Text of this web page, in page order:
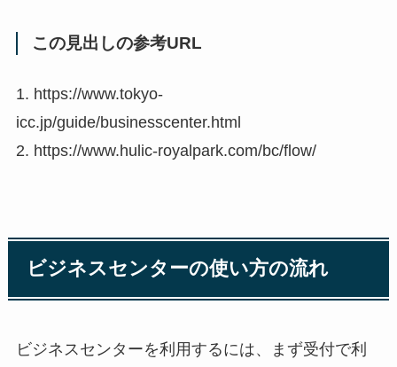
この見出しの参考URL
1. https://www.tokyo-
icc.jp/guide/businesscenter.html
2. https://www.hulic-royalpark.com/bc/flow/
ビジネスセンターの使い方の流れ
ビジネスセンターを利用するには、まず受付で利